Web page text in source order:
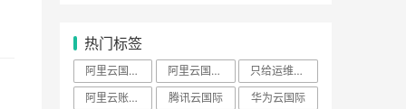
热门标签
阿里云国际账号 阿里云国际站
只给运维开ECS查看权限怎么做？
阿里云账号购买：（RAM）授权
腾讯云国际
华为云国际